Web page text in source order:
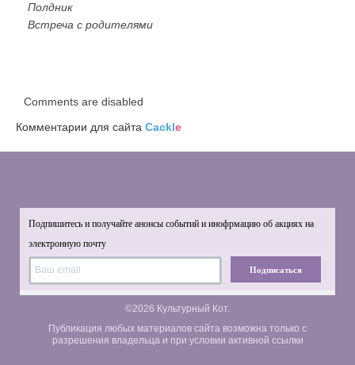
Полдник
Встреча с родителями
Comments are disabled
Комментарии для сайта Cackle
Подпишитесь и получайте анонсы событий и инофрмацию об акциях на
электронную почту
Подписаться
©2026 Культурный Кот.
Публикация любых материалов сайта возможна только с
разрешения владельца и при условии активной ссылки